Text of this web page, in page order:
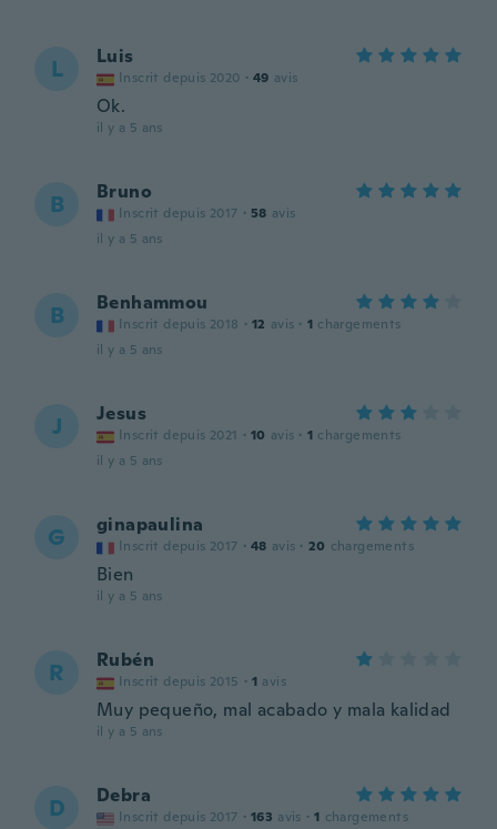
L Luis
Inscrit depuis 2020 · 49 avis
Ok.
il y a 5 ans
B Bruno
Inscrit depuis 2017 · 58 avis
il y a 5 ans
B Benhammou
Inscrit depuis 2018 · 12 avis · 1 chargements
il y a 5 ans
J Jesus
Inscrit depuis 2021 · 10 avis · 1 chargements
il y a 5 ans
G ginapaulina
Inscrit depuis 2017 · 48 avis · 20 chargements
Bien
il y a 5 ans
R Rubén
Inscrit depuis 2015 · 1 avis
Muy pequeño, mal acabado y mala kalidad
il y a 5 ans
D Debra
Inscrit depuis 2017 · 163 avis · 1 chargements